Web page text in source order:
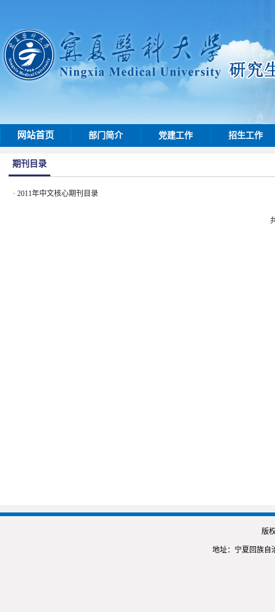
网站首页 部门简介 党建工作 招生工作
期刊目录
· 2011年中文核心期刊目录
版
地址：宁夏回族自